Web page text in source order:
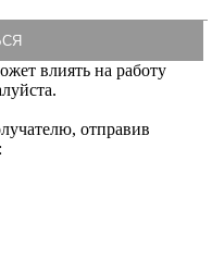
влиять на работу
отправив